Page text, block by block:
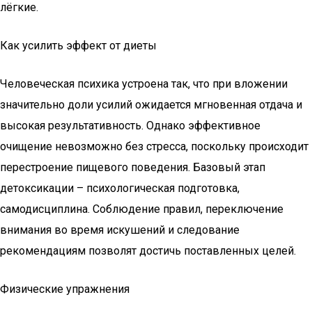
лёгкие.
Как усилить эффект от диеты
Человеческая психика устроена так, что при вложении
значительно доли усилий ожидается мгновенная отдача и
высокая результативность. Однако эффективное
очищение невозможно без стресса, поскольку происходит
перестроение пищевого поведения. Базовый этап
детоксикации – психологическая подготовка,
самодисциплина. Соблюдение правил, переключение
внимания во время искушений и следование
рекомендациям позволят достичь поставленных целей.
Физические упражнения